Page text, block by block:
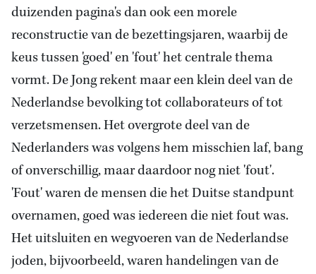
duizenden pagina's dan ook een morele
reconstructie van de bezettingsjaren, waarbij de
keus tussen 'goed' en 'fout' het centrale thema
vormt. De Jong rekent maar een klein deel van de
Nederlandse bevolking tot collaborateurs of tot
verzetsmensen. Het overgrote deel van de
Nederlanders was volgens hem misschien laf, bang
of onverschillig, maar daardoor nog niet 'fout'.
'Fout' waren de mensen die het Duitse standpunt
overnamen, goed was iedereen die niet fout was.
Het uitsluiten en wegvoeren van de Nederlandse
joden, bijvoorbeeld, waren handelingen van de